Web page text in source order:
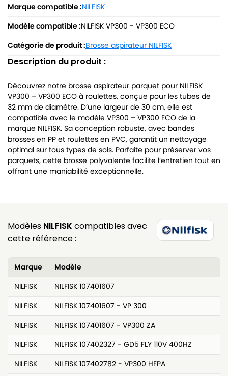
Marque compatible :NILFISK
Modèle compatible :NILFISK VP300 - VP300 ECO
Catégorie de produit :Brosse aspirateur NILFISK
Description du produit :
Découvrez notre brosse aspirateur parquet pour NILFISK
VP300 – VP300 ECO à roulettes, conçue pour les tubes de
32 mm de diamètre. D’une largeur de 30 cm, elle est
compatible avec le modèle VP300 – VP300 ECO de la
marque NILFISK. Sa conception robuste, avec bandes
brosses en PP et roulettes en PVC, garantit un nettoyage
optimal sur tous types de sols. Parfaite pour préserver vos
parquets, cette brosse polyvalente facilite l’entretien tout en
offrant une maniabilité exceptionnelle.
Modèles NILFISK compatibles avec
cette référence :
Marque
Modèle
NILFISK
NILFISK 107401607
NILFISK
NILFISK 107401607 - VP 300
NILFISK
NILFISK 107401607 - VP300 ZA
NILFISK
NILFISK 107402327 - GD5 FLY 110V 400HZ
NILFISK
NILFISK 107402782 - VP300 HEPA